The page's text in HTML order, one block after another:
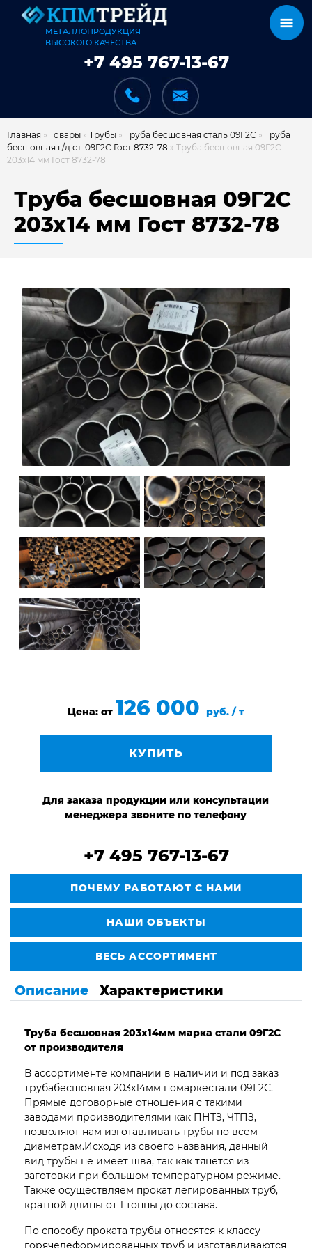
МЕТАЛЛОПРОДУКЦИЯ
ВЫСОКОГО КАЧЕСТВА
+7 495 767-13-67
ДОСТАВКА И ОПЛАТА
НАШИ ОБЪЕКТЫ
ОТЗЫВЫ
О НАС
БЛОГ
КОНТАКТЫ
Главная » Товары » Трубы » Труба бесшовная сталь 09Г2С » Труба
бесшовная г/д ст. 09Г2С Гост 8732-78 » Труба бесшовная 09Г2С
203х14 мм Гост 8732-78
Труба бесшовная 09Г2С
203х14 мм Гост 8732-78
Цена: от 126 000 руб. / т
КУПИТЬ
Для заказа продукции или консультации
менеджера звоните по телефону
+7 495 767-13-67
ПОЧЕМУ РАБОТАЮТ С НАМИ
НАШИ ОБЪЕКТЫ
ВЕСЬ АССОРТИМЕНТ
Описание Характеристики
Труба бесшовная 203х14мм марка стали 09Г2С
от производителя
В ассортименте компании в наличии и под заказ
трубабесшовная 203х14мм помаркестали 09Г2С.
Прямые договорные отношения с такими
заводами производителями как ПНТЗ, ЧТПЗ,
позволяют нам изготавливать трубы по всем
диаметрам.Исходя из своего названия, данный
вид трубы не имеет шва, так как тянется из
заготовки при большом температурном режиме.
Также осуществляем прокат легированных труб,
кратной длины от 1 тонны до состава.
По способу проката трубы относятся к классу
горячедеформированных труб и изготавливаются